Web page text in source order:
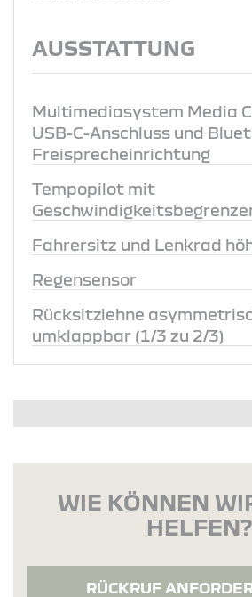
AUSSTATTUNG
Multimediasystem Media
USB-C-Anschluss und
Freisprecheinrichtung
Tempopilot mit
Fahrersitz und Lenkrad
Regensensor
Rücksitzlehne
umklappbar (1/3 zu 2/3)
WIE KÖNNEN
HELFEN?
RÜCKRUF